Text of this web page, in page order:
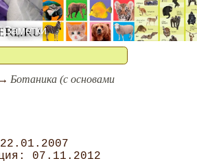
Заметки
Ботаника (с основами
22.01.2007
07.11.2012